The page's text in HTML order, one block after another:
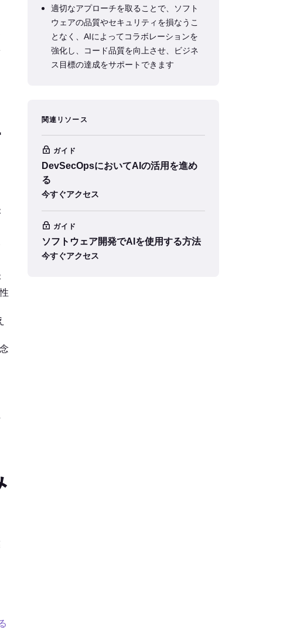
適切なアプローチを取ることで、ソフト
ウェアの品質やセキュリティを損なうこ
となく、AIによってコラボレーションを
強化し、コード品質を向上させ、ビジネ
ス目標の達成をサポートできます
関連リソース
ガイド
DevSecOpsにおいてAIの活用を進め
る
今すぐアクセス
ガイド
ソフトウェア開発でAIを使用する方法
今すぐアクセス